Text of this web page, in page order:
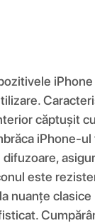
căptușit
iPhone-
este